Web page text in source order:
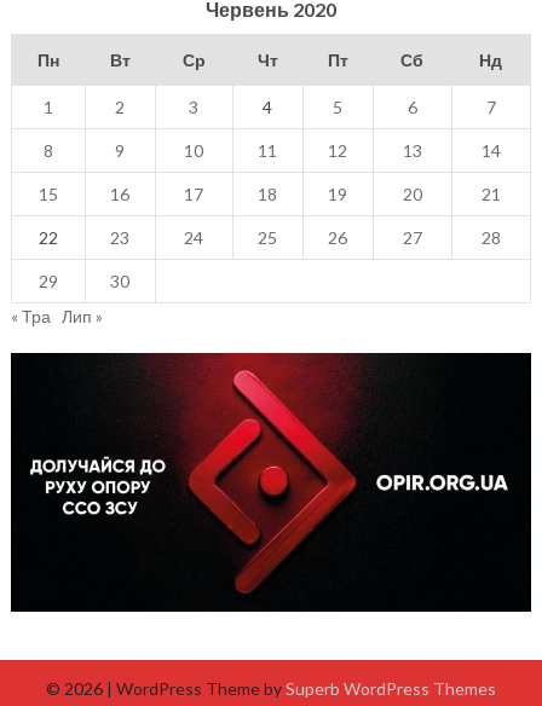
Червень 2020
Пн Вт Ср Чт Пт Сб Нд
1 2 3 4 5 6 7
8 9 10 11 12 13 14
15 16 17 18 19 20 21
22 23 24 25 26 27 28
29
30
« Тра
Лип »
© 2026 | WordPress Theme bySuperb WordPress Themes